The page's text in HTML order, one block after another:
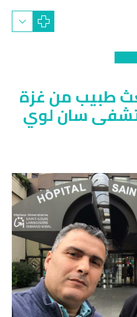
طبيب من غزة
سان لوي